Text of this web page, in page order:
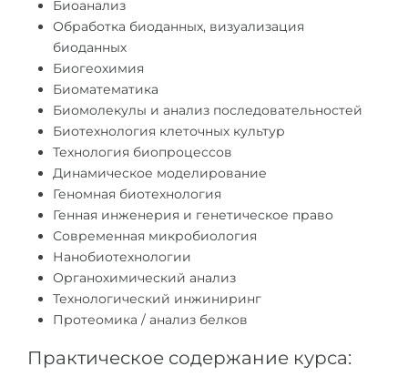
Успех
100%
Наши студенты успешно поступают
Казахстан
Азербайджан
Беларусь
Другая страна
ЗАПИСАТЬСЯ НА КОНСУЛЬТАЦИЮ
Биоанализ
Обработка биоданных, визуализация
биоданных
Биогеохимия
Биоматематика
Биомолекулы и анализ последовательностей
Биотехнология клеточных культур
Технология биопроцессов
Динамическое моделирование
Геномная биотехнология
Генная инженерия и генетическое право
Современная микробиология
Нанобиотехнологии
Органохимический анализ
Технологический инжиниринг
Протеомика / анализ белков
Практическое содержание курса: